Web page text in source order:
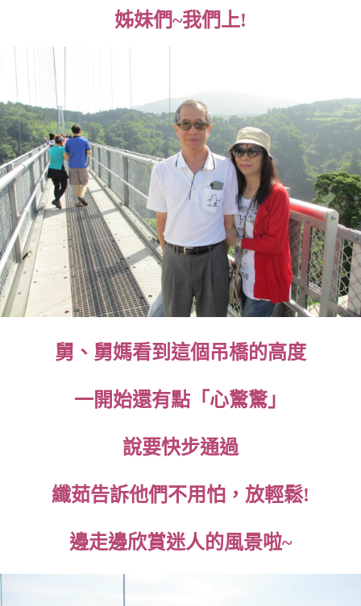
姊妹們~我們上!
舅、舅媽看到這個吊橋的高度
一開始還有點「心驚驚」
說要快步通過
纖茹告訴他們不用怕，放輕鬆!
邊走邊欣賞迷人的風景啦~